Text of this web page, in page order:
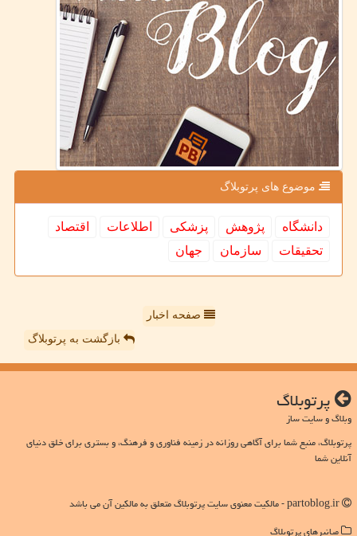
موضوع های پرتوبلاگ
دانشگاه پژوهش پزشكی اطلاعات
اقتصاد
تحقیقات
سازمان جهان
صفحه اخبار
بازگشت به پرتوبلاگ
پرتوبلاگ
وبلاگ و سایت ساز
پرتوبلاگ، منبع شما برای آگاهی روزانه در زمینه فناوری و فرهنگ، و بستری برای خلق دنیای
آنلاین شما
میانبرهای پرتوبلاگ